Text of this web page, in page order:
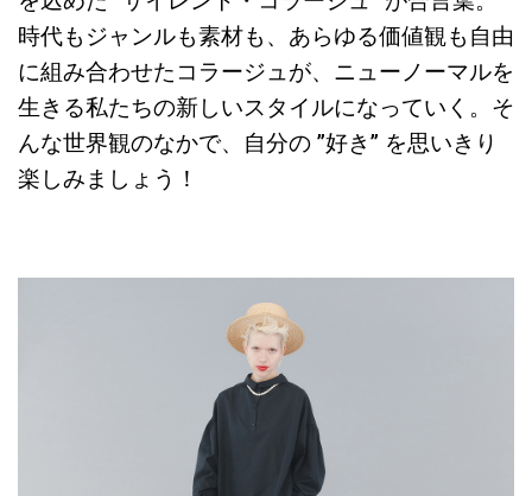
時代もジャンルも素材も、あらゆる価値観も自由
に組み合わせたコラージュが、ニューノーマルを
生きる私たちの新しいスタイルになっていく。そ
んな世界観のなかで、自分の ”好き” を思いきり
楽しみましょう！